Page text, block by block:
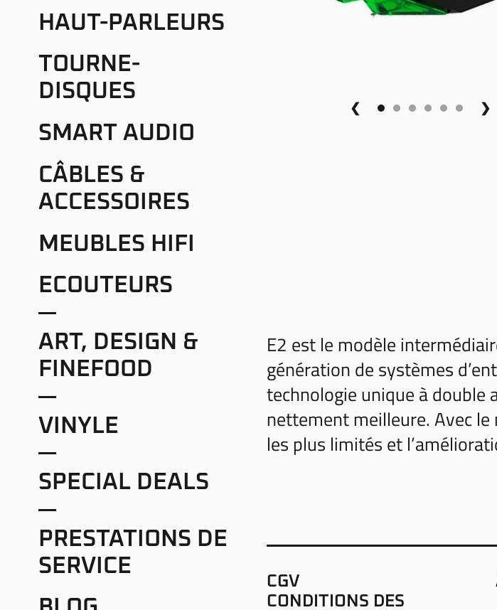
HAUT-PARLEURS
TOURNE-
DISQUES
SMART AUDIO
CÂBLES &
ACCESSOIRES
MEUBLES HIFI
ECOUTEURS
ART, DESIGN &
FINEFOOD
VINYLE
SPECIAL DEALS
PRESTATIONS DE
SERVICE
❮ ❯
E2 est le modèle
génération de systèmes
technologie unique à
nettement meilleure. Avec
les plus limités et
CGV
CONDITIONS DES